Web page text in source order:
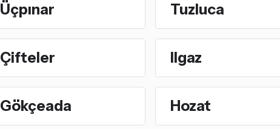
Üçpınar Tuzluca
Çifteler Ilgaz
Gökçeada Hozat